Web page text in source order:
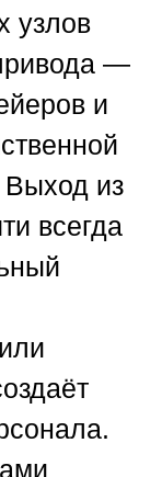
узлов
—
и
Выход из
всегда